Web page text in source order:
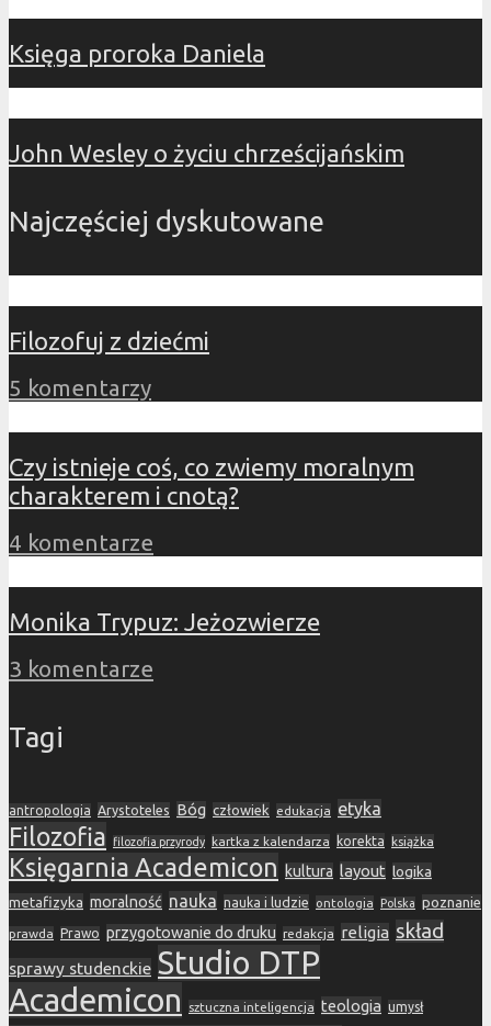
Księga proroka Daniela
John Wesley o życiu chrześcijańskim
Najczęściej dyskutowane
Filozofuj z dziećmi
5 komentarzy
Czy istnieje coś, co zwiemy moralnym
charakterem i cnotą?
4 komentarze
Monika Trypuz: Jeżozwierze
3 komentarze
Tagi
antropologia Arystoteles Bóg człowiek edukacja etyka
Filozofia filozofia przyrody kartka z kalendarza korekta książka
Księgarnia Academicon kultura layout logika
metafizyka moralność nauka nauka i ludzie ontologia Polska poznanie
prawda Prawo przygotowanie do druku redakcja religia skład
sprawy studenckie Studio DTP
Academicon
sztuczna inteligencja teologia umysł